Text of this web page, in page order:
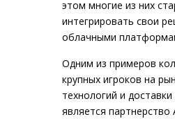
этом многие из них
интегрировать свои
облачными
Одним из примеров
крупных игроков на
технологий и
является партнерство